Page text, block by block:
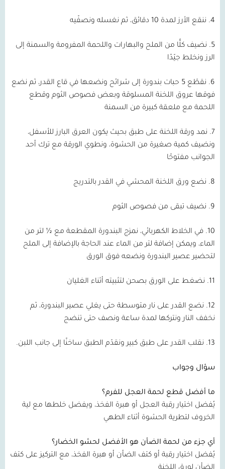
4. ننقع الأرز لمدة 10 دقائق، ثم نغسله ونصفّيه
5. نضيف كلًّا من الملح والبهارات واللحمة المفرومة والسمنة إلى
الرز ونخلط جيّدًا
6. نقطّع 5 حبات بندورة إلى شرائح ونضعها في قاع القدر، ثم نضع
فوقها عروق اللخنة المسلوقة وبعض فصوص الثوم وقطع
اللحمة مع ملعقة كبيرة من السمنة
7. نمد ورقة اللخنة على طبق بحيث يكون العرق البارز للأسفل،
ونضيف كمية صغيرة من الحشوة، ونطوي الورقة مع ترك أحد
الجوانب مفتوحًا
8. نضع ورق اللخنة المحشي في القدر بالتدريج
9. نضيف تبقى من فصوص الثوم
10. في الخلاط الكهربائي، نمزج البندورة المقطعة مع ½ لتر من
الماء، ويمكن إضافة لتر من الماء عند الحاجة بالإضافة إلى الملح
لتحضير عصير البندورة ونضعه فوق الورق
11. نضغط على الورق بصحن لتثبيته أثناء الغليان
12. نضع القدر على نار متوسطة حتى يغلي عصير البندورة، ثم
نخفف النار ونتركها لمدة ساعة ونصف حتى تنضج
13. نقلب القدر على طبق كبير ونقدّم الطبق ساخنًا إلى جانب اللبن.
سؤال وجواب
ما أفضل قطع لحمة العجل للفرم؟
يُفضل اختيار رقبة العجل أو هبرة الفخذ، ويفضل خلطها مع لية
الخروف لتطرية الحشوة أثناء الطهي
أي جزء من لحمة الضأن هو الأفضل لحشو الخضار؟
يُفضل اختيار رقبة أو كتف الضأن أو هبرة الفخذ، مع التركيز على كتف